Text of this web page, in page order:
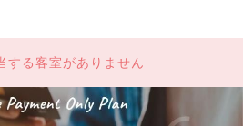
する客室がありません